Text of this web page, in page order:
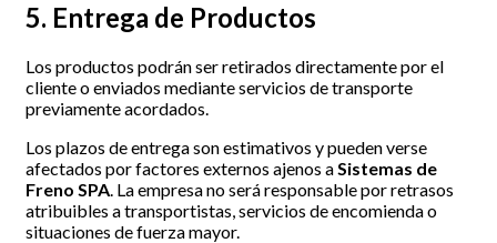
5. Entrega de Productos
Los productos podrán ser retirados directamente por el
cliente o enviados mediante servicios de transporte
previamente acordados.
Los plazos de entrega son estimativos y pueden verse
afectados por factores externos ajenos aSistemas de
Freno SPA. La empresa no será responsable por retrasos
atribuibles a transportistas, servicios de encomienda o
situaciones de fuerza mayor.